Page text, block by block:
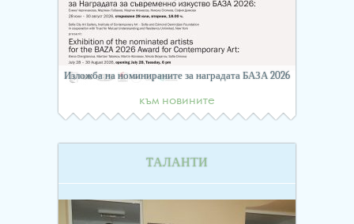
Изложба на номинираните за наградата БАЗА 2026
към новините
TАЛАНТИ